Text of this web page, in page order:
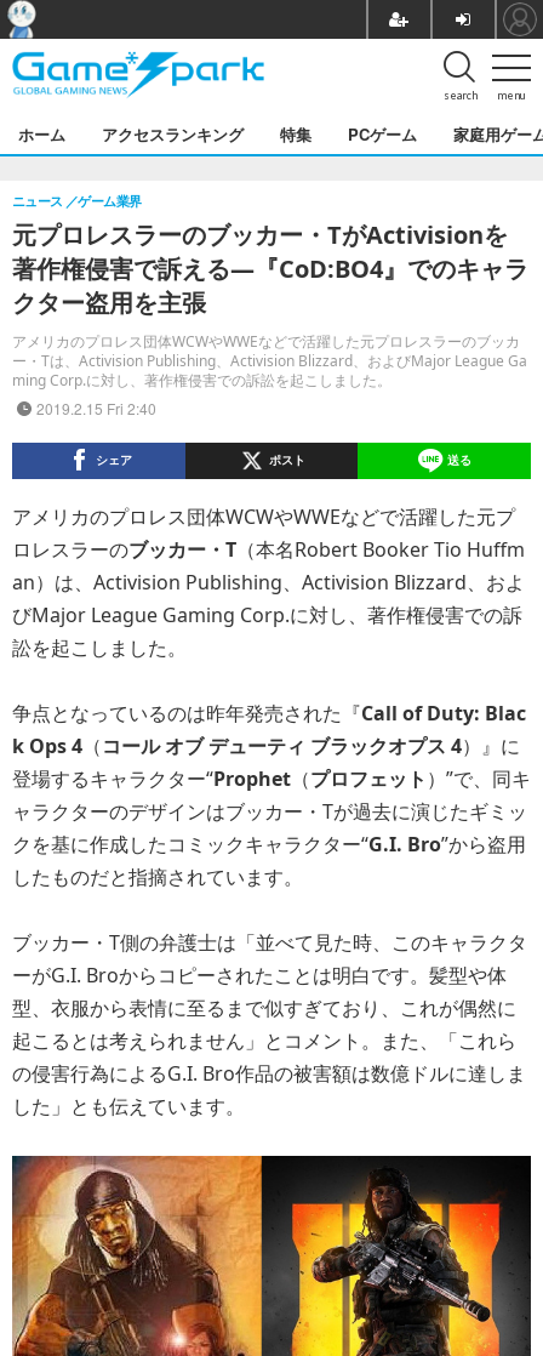
menu
search
ホーム アクセスランキング 特集 PCゲーム 家庭用ゲー
元プロレスラーのブッカー・TがActivisionを
著作権侵害で訴える―『CoD:BO4』でのキャラ
クター盗用を主張
アメリカのプロレス団体WCWやWWEなどで活躍した元プロレスラーのブッカ
ー・Tは、Activision Publishing、Activision Blizzard、およびMajor League Ga
ming Corp.に対し、著作権侵害での訴訟を起こしました。
ニュース ゲーム業界
2019.2.15 Fri 2:40
シェア ポスト 送る
アメリカのプロレス団体WCWやWWEなどで活躍した元プ
ロレスラーのブッカー・T （本名Robert Booker Tio Huffm
an）は、Activision Publishing、Activision Blizzard、およ
びMajor League Gaming Corp.に対し、著作権侵害での訴
訟を起こしました。
争点となっているのは昨年発売された『Call of Duty: Blac
k Ops 4 （コール オブ デューティ ブラックオプス 4）』に
登場するキャラクター“Prophet （プロフェット ）”で、同キ
ャラクターのデザインはブッカー・Tが過去に演じたギミッ
クを基に作成したコミックキャラクター“G.I. Bro”から盗用
したものだと指摘されています。
ブッカー・T側の弁護士は「並べて見た時、このキャラクタ
ーがG.I. Broからコピーされたことは明白です。髪型や体
型、衣服から表情に至るまで似すぎており、これが偶然に
起こるとは考えられません」とコメント。また、「これら
の侵害行為によるG.I. Bro作品の被害額は数億ドルに達しま
した」とも伝えています。